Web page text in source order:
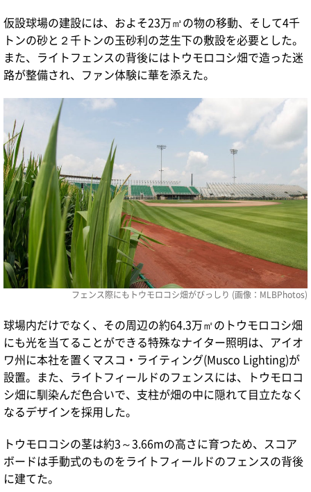
仮設球場の建設には、およそ23万㎥の物の移動、そして4千
トンの砂と２千トンの玉砂利の芝生下の敷設を必要とした。
また、ライトフェンスの背後にはトウモロコシ畑で造った迷
路が整備され、ファン体験に華を添えた。
フェンス際にもトウモロコシ畑がびっしり (画像： MLBPhotos)
球場内だけでなく、その周辺の約64.3万㎡のトウモロコシ畑
にも光を当てることができる特殊なナイター照明は、アイオ
ワ州に本社を置くマスコ・ライティング(Musco Lighting)が
設置。また、ライトフィールドのフェンスには、トウモロコ
シ畑に馴染んだ色合いで、支柱が畑の中に隠れて目立たなく
なるデザインを採用した。
トウモロコシの茎は約3～3.66mの高さに育つため、スコア
ボードは手動式のものをライトフィールドのフェンスの背後
に建てた。